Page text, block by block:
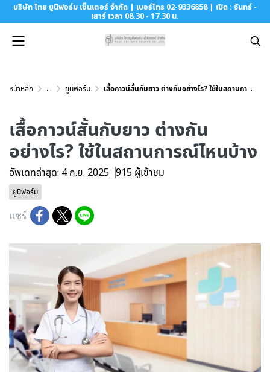
บริษัท ไทย ยูนิฟอร์ม เซ็นเตอร์ จำกัด | เบอร์โทร 02-9336858 | เปิด : จันทร์ -
เสาร์ เวลา 08.30 - 17.30 น.
หน้าหลัก ... ยูนิฟอร์ม เสื้อกาวน์สั้นกับยาว ต่างกันอย่างไร? ใช้ในสถานการณ์ไหนบ้าง
เสื้อกาวน์สั้นกับยาว ต่างกัน
อย่างไร? ใช้ในสถานการณ์ไหนบ้าง
อัพเดทล่าสุด: 4 ก.ย. 2025 915 ผู้เข้าชม
ยูนิฟอร์ม
แชร์